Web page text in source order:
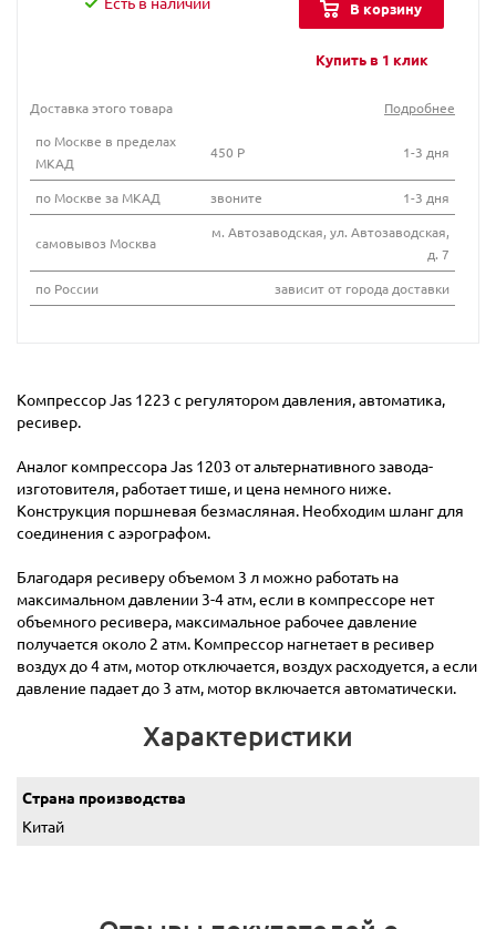
В корзину
Купить в 1 клик
Доставка этого товара
Подробнее
по Москве в пределах
МКАД
450 Р 1-3 дня
по Москве за МКАД звоните 1-3 дня
самовывоз Москва
м. Автозаводская, ул. Автозаводская,
д. 7
по России
зависит от города доставки
Компрессор Jas 1223 с регулятором давления, автоматика,
ресивер.
Аналог компрессора Jas 1203 от альтернативного завода-
изготовителя, работает тише, и цена немного ниже.
Конструкция поршневая безмасляная. Необходим шланг для
соединения с аэрографом.
Благодаря ресиверу объемом 3 л можно работать на
максимальном давлении 3-4 атм, если в компрессоре нет
объемного ресивера, максимальное рабочее давление
получается около 2 атм. Компрессор нагнетает в ресивер
воздух до 4 атм, мотор отключается, воздух расходуется, а если
давление падает до 3 атм, мотор включается автоматически.
Характеристики
Страна производства
Китай